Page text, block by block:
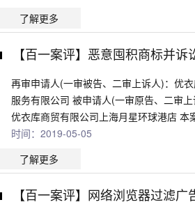
了解更多
【百一案评】恶意囤积商标并
再审申请人(一审被告、二审上诉人)：优
服务有限公司 被申请人(一审原告、二审
优衣库商贸有限公司上海月星环球港店
时间：2019-05-05
了解更多
【百一案评】网络浏览器过滤